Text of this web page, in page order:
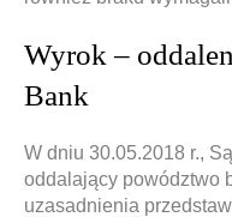
Wyrok –
Bank
W dniu 30.05.2018 r.,
oddalający powództwo
uzasadnienia